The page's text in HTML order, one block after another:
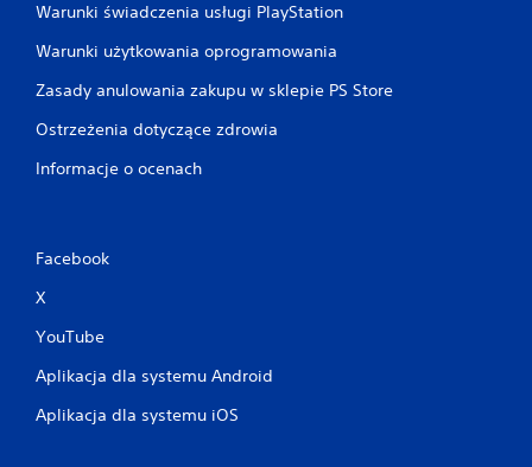
Warunki świadczenia usługi PlayStation
Warunki użytkowania oprogramowania
Zasady anulowania zakupu w sklepie PS Store
Ostrzeżenia dotyczące zdrowia
Informacje o ocenach
Facebook
X
YouTube
Aplikacja dla systemu Android
Aplikacja dla systemu iOS